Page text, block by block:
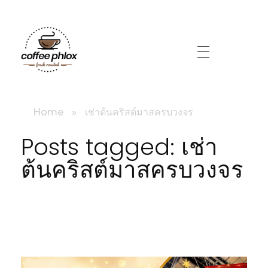
Home » เช่าต้นคริสต์มาสครบวงจร
Posts tagged: เช่า
ต้นคริสต์มาสครบวงจร